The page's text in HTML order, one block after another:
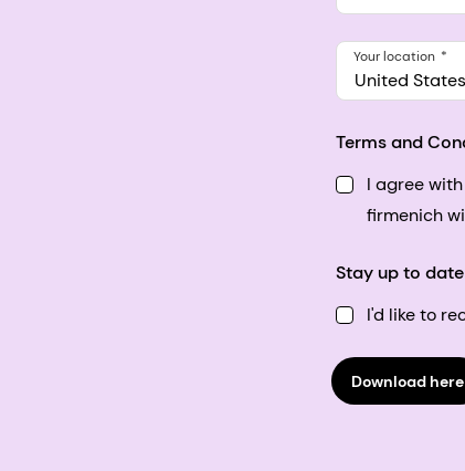
United States
Your location
Terms and
I agree
firmenich
Stay up to date
I'd like to
Download here